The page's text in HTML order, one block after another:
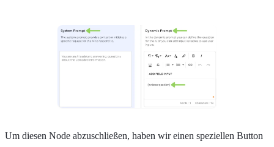
Um diesen Node abzuschließen, haben wir einen speziellen Button